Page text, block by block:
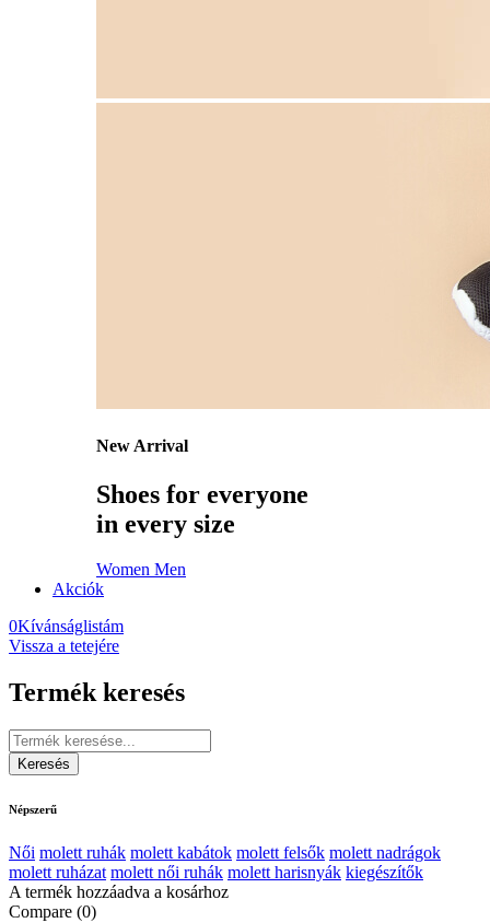
New Arrival
Shoes for everyone
in every size
Women Men
Akciók
0Kívánságlistám
Vissza a tetejére
Termék keresés
Népszerű
Női molett ruhák molett kabátok molett felsők molett nadrágok
molett ruházat molett női ruhák molett harisnyák kiegészítők
A termék hozzáadva a kosárhoz
Compare (0)